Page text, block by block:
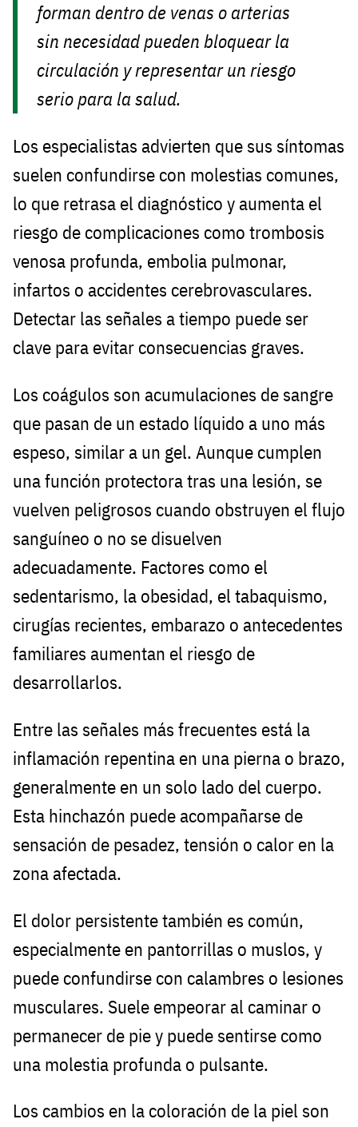
forman dentro de venas o arterias
sin necesidad pueden bloquear la
circulación y representar un riesgo
serio para la salud.
Los especialistas advierten que sus síntomas
suelen confundirse con molestias comunes,
lo que retrasa el diagnóstico y aumenta el
riesgo de complicaciones como trombosis
venosa profunda, embolia pulmonar,
infartos o accidentes cerebrovasculares.
Detectar las señales a tiempo puede ser
clave para evitar consecuencias graves.
Los coágulos son acumulaciones de sangre
que pasan de un estado líquido a uno más
espeso, similar a un gel. Aunque cumplen
una función protectora tras una lesión, se
vuelven peligrosos cuando obstruyen el flujo
sanguíneo o no se disuelven
adecuadamente. Factores como el
sedentarismo, la obesidad, el tabaquismo,
cirugías recientes, embarazo o antecedentes
familiares aumentan el riesgo de
desarrollarlos.
Entre las señales más frecuentes está la
inflamación repentina en una pierna o brazo,
generalmente en un solo lado del cuerpo.
Esta hinchazón puede acompañarse de
sensación de pesadez, tensión o calor en la
zona afectada.
El dolor persistente también es común,
especialmente en pantorrillas o muslos, y
puede confundirse con calambres o lesiones
musculares. Suele empeorar al caminar o
permanecer de pie y puede sentirse como
una molestia profunda o pulsante.
Los cambios en la coloración de la piel son